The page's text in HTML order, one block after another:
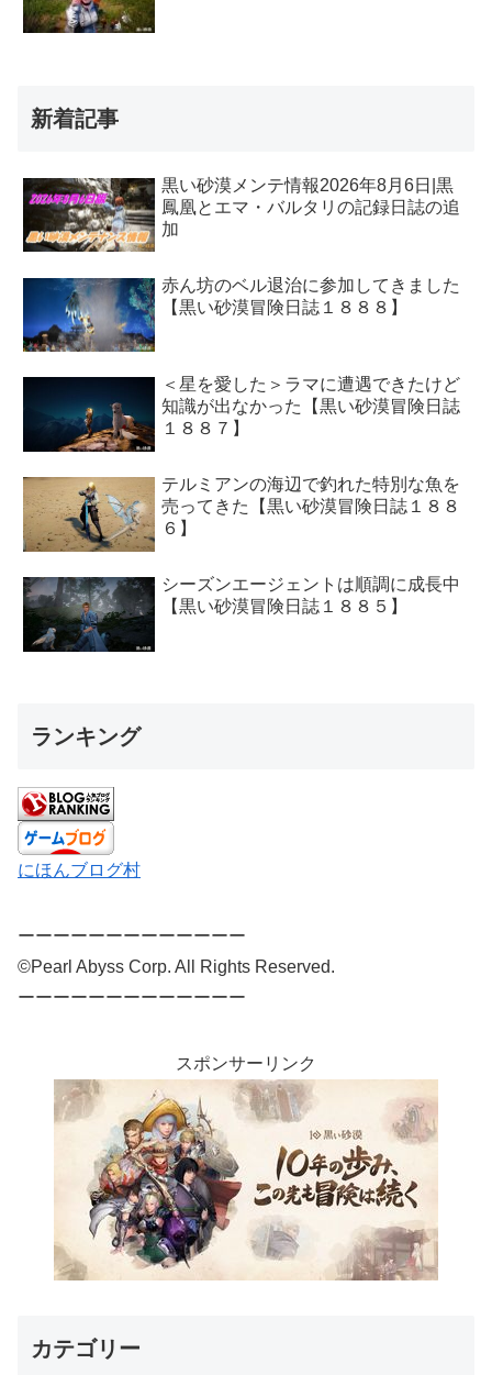
新着記事
黒い砂漠メンテ情報2026年8月6日|黒
鳳凰とエマ・バルタリの記録日誌の追
加
赤ん坊のベル退治に参加してきました
【黒い砂漠冒険日誌１８８８】
＜星を愛した＞ラマに遭遇できたけど
知識が出なかった【黒い砂漠冒険日誌
１８８７】
テルミアンの海辺で釣れた特別な魚を
売ってきた【黒い砂漠冒険日誌１８８
６】
シーズンエージェントは順調に成長中
【黒い砂漠冒険日誌１８８５】
ランキング
にほんブログ村
ーーーーーーーーーーーーー
©Pearl Abyss Corp. All Rights Reserved.
ーーーーーーーーーーーーー
スポンサーリンク
カテゴリー